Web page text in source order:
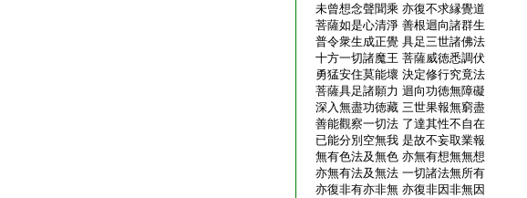
未曾想念聲聞乘 亦復不求縁覺道
菩薩如是心清淨 善根迴向諸群生
普令衆生成正覺 具足三世諸佛法
十方一切諸魔王 菩薩威徳悉調伏
勇猛安住莫能壞 決定修行究竟法
菩薩具足諸願力 迴向功徳無障礙
深入無盡功徳藏 三世果報無窮盡
善能觀察一切法 了達其性不自在
已能分別空無我 是故不妄取業報
無有色法及無色 亦無有想無無想
亦無有法及無法 一切諸法無所有
亦復非有亦非無 亦復非因非無因